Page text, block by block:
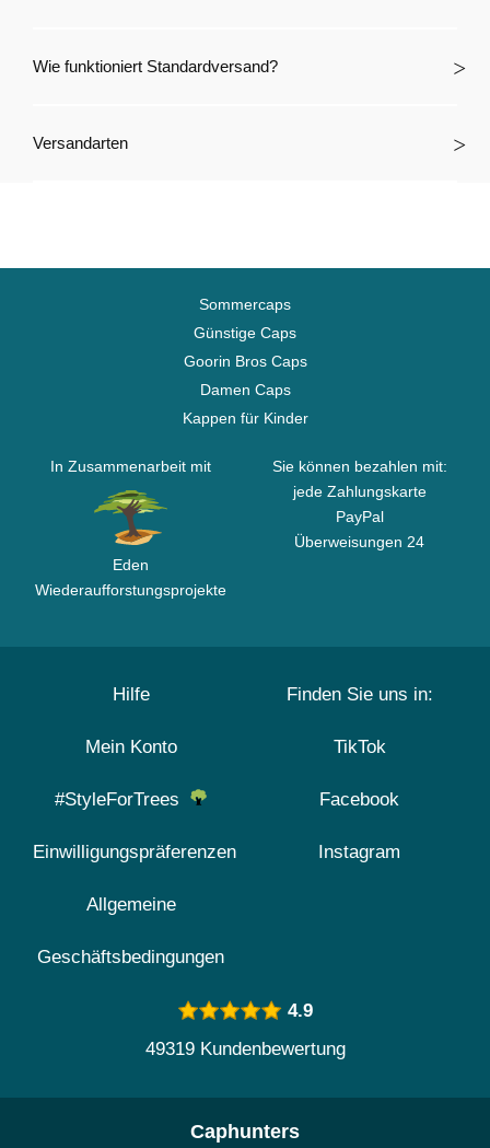
Wie funktioniert Standardversand?
Versandarten
Sommercaps
Günstige Caps
Goorin Bros Caps
Damen Caps
Kappen für Kinder
In Zusammenarbeit mit
Eden
Wiederaufforstungsprojekte
Sie können bezahlen mit:
jede Zahlungskarte
PayPal
Überweisungen 24
Hilfe
Mein Konto
#StyleForTrees
Einwilligungspräferenzen
Allgemeine
Geschäftsbedingungen
Finden Sie uns in:
TikTok
Facebook
Instagram
4.9
49319 Kundenbewertung
Caphunters